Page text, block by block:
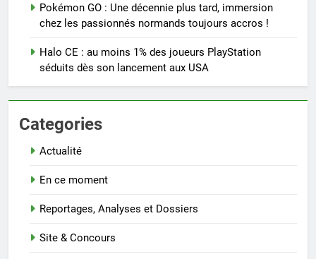
Pokémon GO : Une décennie plus tard, immersion
chez les passionnés normands toujours accros !
Halo CE : au moins 1% des joueurs PlayStation
séduits dès son lancement aux USA
Categories
Actualité
En ce moment
Reportages, Analyses et Dossiers
Site & Concours